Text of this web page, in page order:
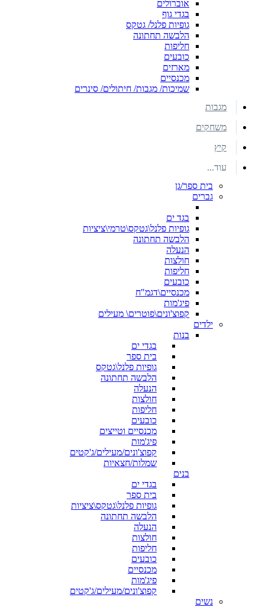
אוברולים
בגדי גוף
גופיות פלנל/ גטקס
הלבשה תחתונה
חליפות
כובעים
מארזים
מכנסיים
שמיכות/ מגבות/ חיתולים/ סינרים
מגבות
משחקים
קיץ
עוד...
בית ספר/גן
גברים
בגד ים
גופיות פלנל\גטקס\טרמי\ציציות
הלבשה תחתונה
הנעלה
חולצות
חליפות
כובעים
מכנסיים\דגמ"ח
פיג'מות
קפוצ'ונים\פוטרים\ מעילים
ילדים
בנות
בגדי ים
בית ספר
גופיות פלנל\גטקס
הלבשה תחתונה
הנעלה
חולצות
חליפות
כובעים
מכנסיים וטייצים
פיג'מות
קפוצ'ונים/מעילים/ג'קטים
שמלות/חצאיות
בנים
בגדי ים
בית ספר
גופיות פלנל\גטקס\ציציות
הלבשה תחתונה
הנעלה
חולצות
חליפות
כובעים
מכנסיים
פיג'מות
קפוצ'ונים/מעילים/ג'קטים
נשים